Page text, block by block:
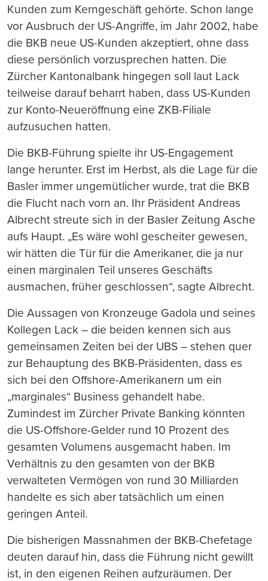
Kunden zum Kerngeschäft gehörte. Schon lange
vor Ausbruch der US-Angriffe, im Jahr 2002, habe
die BKB neue US-Kunden akzeptiert, ohne dass
diese persönlich vorzusprechen hatten. Die
Zürcher Kantonalbank hingegen soll laut Lack
teilweise darauf beharrt haben, dass US-Kunden
zur Konto-Neueröffnung eine ZKB-Filiale
aufzusuchen hatten.
Die BKB-Führung spielte ihr US-Engagement
lange herunter. Erst im Herbst, als die Lage für die
Basler immer ungemütlicher wurde, trat die BKB
die Flucht nach vorn an. Ihr Präsident Andreas
Albrecht streute sich in der Basler Zeitung Asche
aufs Haupt. „Es wäre wohl gescheiter gewesen,
wir hätten die Tür für die Amerikaner, die ja nur
einen marginalen Teil unseres Geschäfts
ausmachen, früher geschlossen“, sagte Albrecht.
Die Aussagen von Kronzeuge Gadola und seines
Kollegen Lack – die beiden kennen sich aus
gemeinsamen Zeiten bei der UBS – stehen quer
zur Behauptung des BKB-Präsidenten, dass es
sich bei den Offshore-Amerikanern um ein
„marginales“ Business gehandelt habe.
Zumindest im Zürcher Private Banking könnten
die US-Offshore-Gelder rund 10 Prozent des
gesamten Volumens ausgemacht haben. Im
Verhältnis zu den gesamten von der BKB
verwalteten Vermögen von rund 30 Milliarden
handelte es sich aber tatsächlich um einen
geringen Anteil.
Die bisherigen Massnahmen der BKB-Chefetage
deuten darauf hin, dass die Führung nicht gewillt
ist, in den eigenen Reihen aufzuräumen. Der